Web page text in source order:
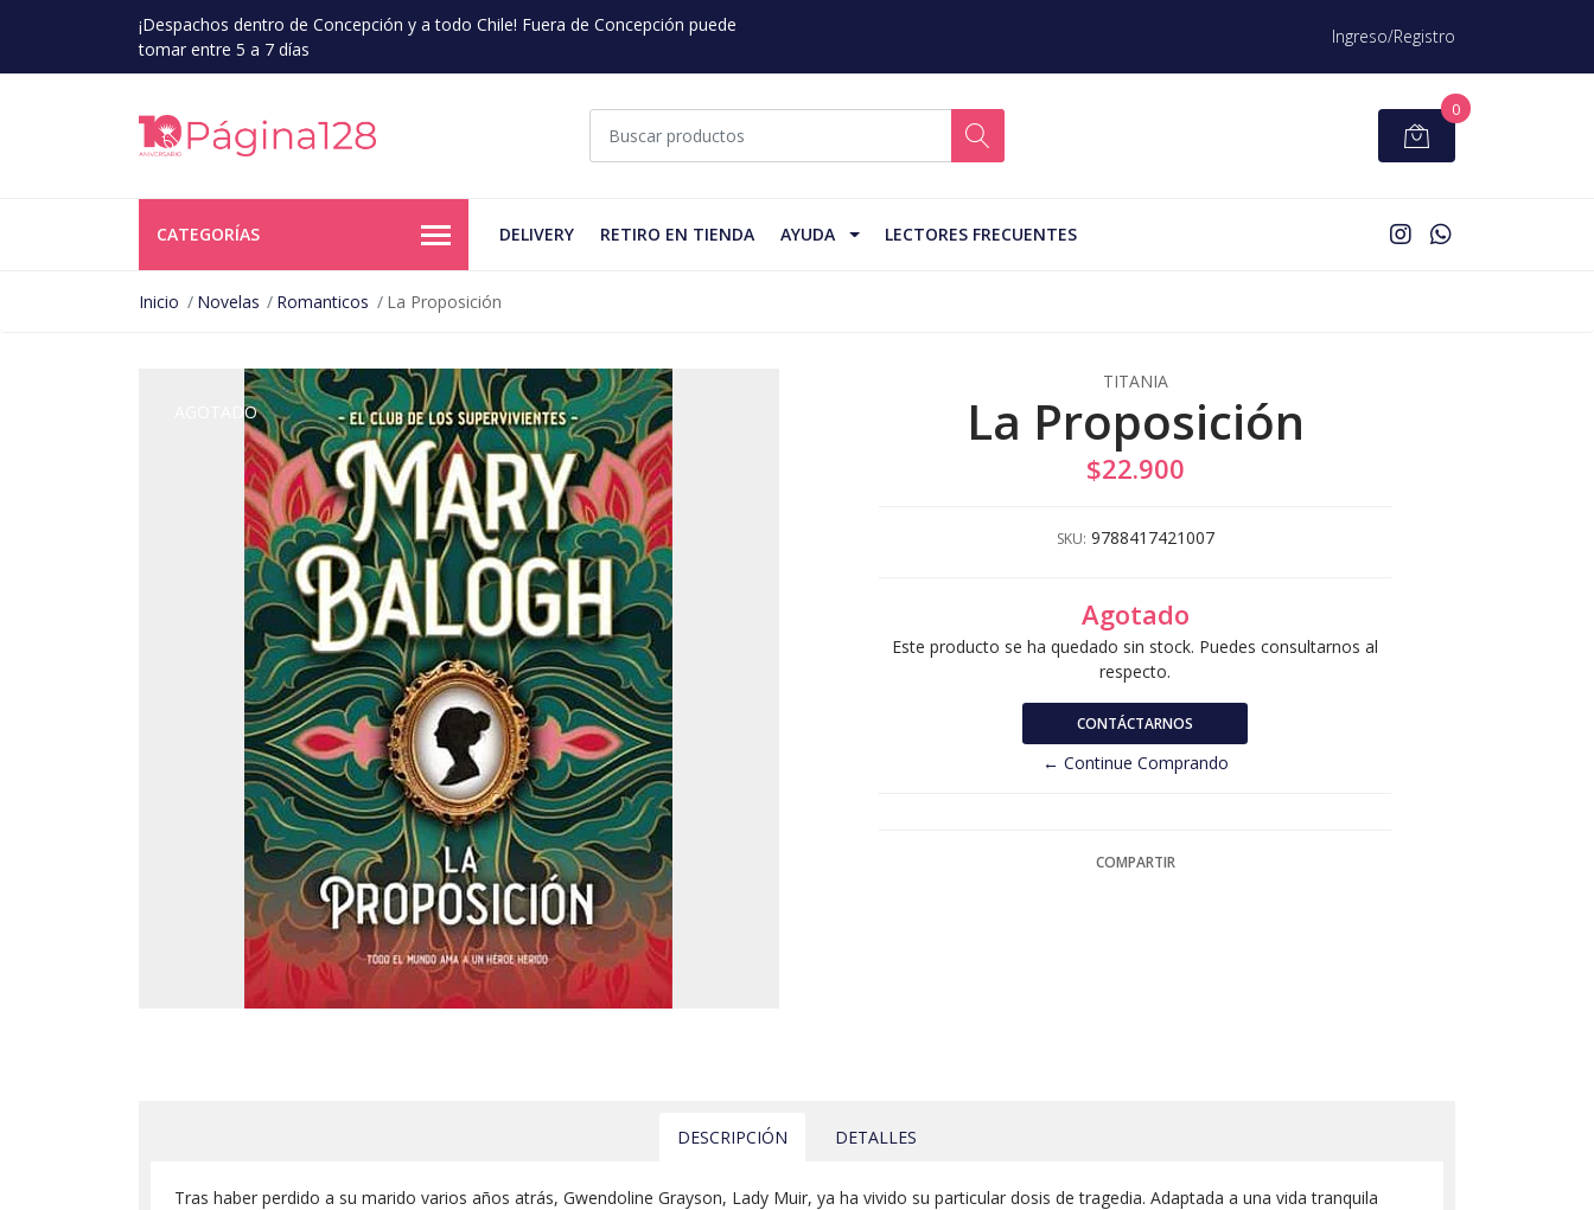
¡Despachos dentro de Concepción y a todo Chile! Fuera de Concepción puede
tomar entre 5 a 7 días
Ingreso/Registro
0
CATEGORÍAS DELIVERY RETIRO EN TIENDA AYUDA LECTORES FRECUENTES
Inicio Novelas Romanticos La Proposición
AGOTADO
TITANIA
La Proposición
$22.900
SKU: 9788417421007
Agotado
Este producto se ha quedado sin stock. Puedes consultarnos al
respecto.
CONTÁCTARNOS
← Continue Comprando
COMPARTIR
DESCRIPCIÓN DETALLES
Tras haber perdido a su marido varios años atrás, Gwendoline Grayson, Lady Muir, ya ha vivido su particular dosis de tragedia. Adaptada a una vida tranquila